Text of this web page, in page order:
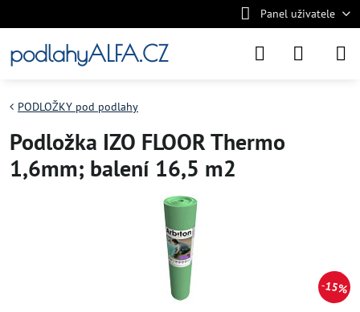
Panel uživatele
podlahyALFA.CZ
15%
PODLOŽKY pod podlahy
Podložka IZO FLOOR Thermo
1,6mm; balení 16,5 m2